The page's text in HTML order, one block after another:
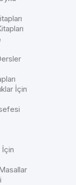
İçin
İçin